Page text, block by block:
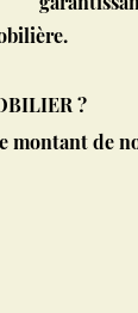
.
?
montant de